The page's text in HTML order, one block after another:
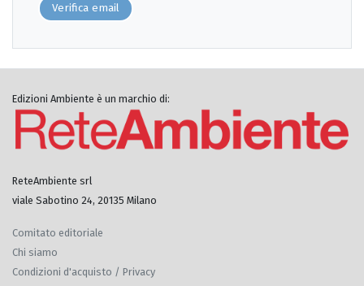
Verifica email
Edizioni Ambiente è un marchio di:
ReteAmbiente srl
viale Sabotino 24, 20135 Milano
Comitato editoriale
Chi siamo
Condizioni d'acquisto / Privacy